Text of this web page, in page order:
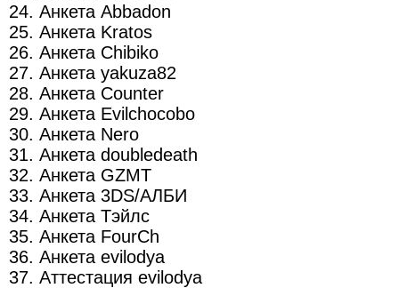
24. Анкета Abbadon
25. Анкета Kratos
26. Анкета Chibiko
27. Анкета yakuza82
28. Анкета Counter
29. Анкета Evilchocobo
30. Анкета Nero
31. Анкета doubledeath
32. Анкета GZMT
33. Анкета 3DS/АЛБИ
34. Анкета Тэйлс
35. Анкета FourCh
36. Анкета evilodya
37. Аттестация evilodya